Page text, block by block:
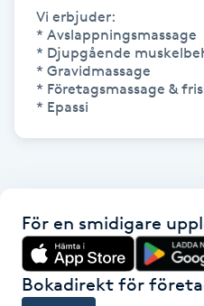
Friskvårdsmassage
Frisör
Funktionsanalys
Föning
G
Vi erbjuder:
* Avslappningsmassage
* Djupgående
* Gravidmassage
* Företagsmassage &
* Epassi
För en smidigare
Bokadirekt för